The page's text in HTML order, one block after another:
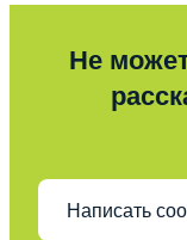
Не
Написать